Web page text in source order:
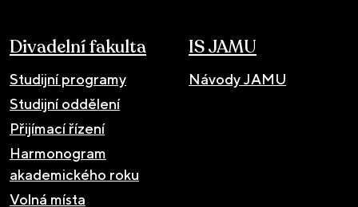
Divadelní fakulta
Studijní programy
Studijní oddělení
Přijímací řízení
Harmonogram
akademického roku
Volná místa
IS JAMU
Návody JAMU